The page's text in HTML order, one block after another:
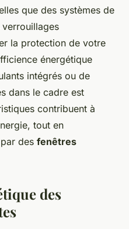
que des systèmes de
la protection de votre
énergétique
intégrés ou de
dans le cadre est
contribuent à
tout en
des fenêtres
des